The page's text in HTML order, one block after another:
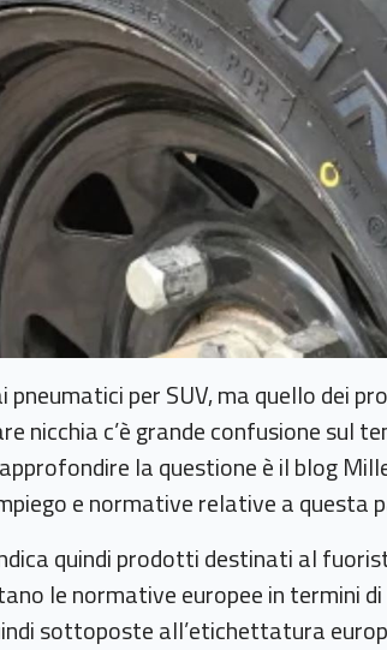
per SUV, ma quello dei
c’è grande confusione sul
la questione è il blog
e normative relative a questa
quindi prodotti destinati al
le normative europee in termini
sottoposte all’etichettatura